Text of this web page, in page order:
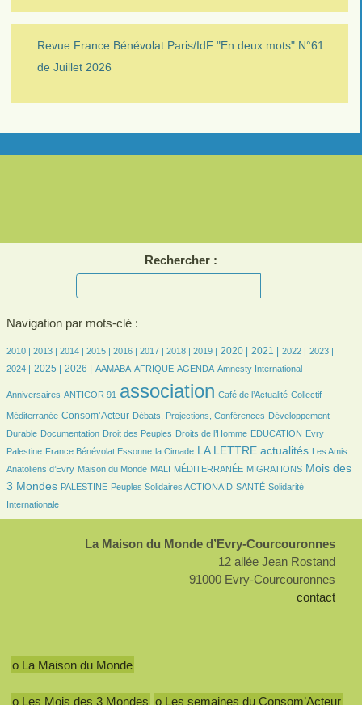
Revue France Bénévolat Paris/IdF "En deux mots" N°61
de Juillet 2026
Rechercher :
Navigation par mots-clé :
6/2989
2010 |
11/2989
2013 |
162/2989 2014 |
362/2989 2015 |
405/2989 2016 |
491/2989 2017 |
618/2989 2018 |
601/2989 2019 |
790/2989 2020 |
695/2989 2021 |
549/2989 2022 |
491/2989 2023 |
636/2989
2024 |
698/2989
2025 |
866/2989 2026 |
76/2989 AAMABA
149/2989 AFRIQUE
439/2989 AGENDA
6/2989 Amnesty International
37/2989
Anniversaires ANTICOR 91 association Café de l’Actualité Collectif
Méditerranée
789/2989 Consom’Acteur
185/2989 Débats, Projections, Conférences
229/2989
Développement
Durable
52/2989Documentation
24/2989 Droit des Peuples
150/2989 Droits de l’Homme
37/2989 EDUCATION
6/2989
Evry
Palestine
180/2989France Bénévolat Essonne
47/2989 la Cimade
1096/2989 LA LETTRE actualités
44/2989
Les Amis
Anatoliens d’Evry
110/2989 Maison du Monde
31/2989 MALI
6/2989 MÉDITERRANÉE
170/2989 MIGRATIONS
1097/2989
Mois des
3 Mondes
83/2989 PALESTINE
100/2989 Peuples Solidaires ACTIONAID
111/2989 SANTÉ
233/2989
Solidarité
Internationale
La Maison du Monde d’Evry-Courcouronnes
12 allée Jean Rostand
91000 Evry-Courcouronnes
contact
o La Maison du Monde
o Les Mois des 3 Mondes o Les semaines du Consom’Acteur